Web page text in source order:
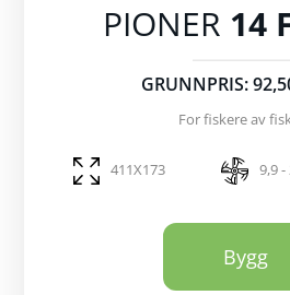
PIONER 14
GRUNNPRIS:
For fiskere av
411X173 9,9 -
Bygg